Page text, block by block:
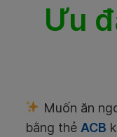
Ưu
Muốn ăn
bằng thẻ ACB